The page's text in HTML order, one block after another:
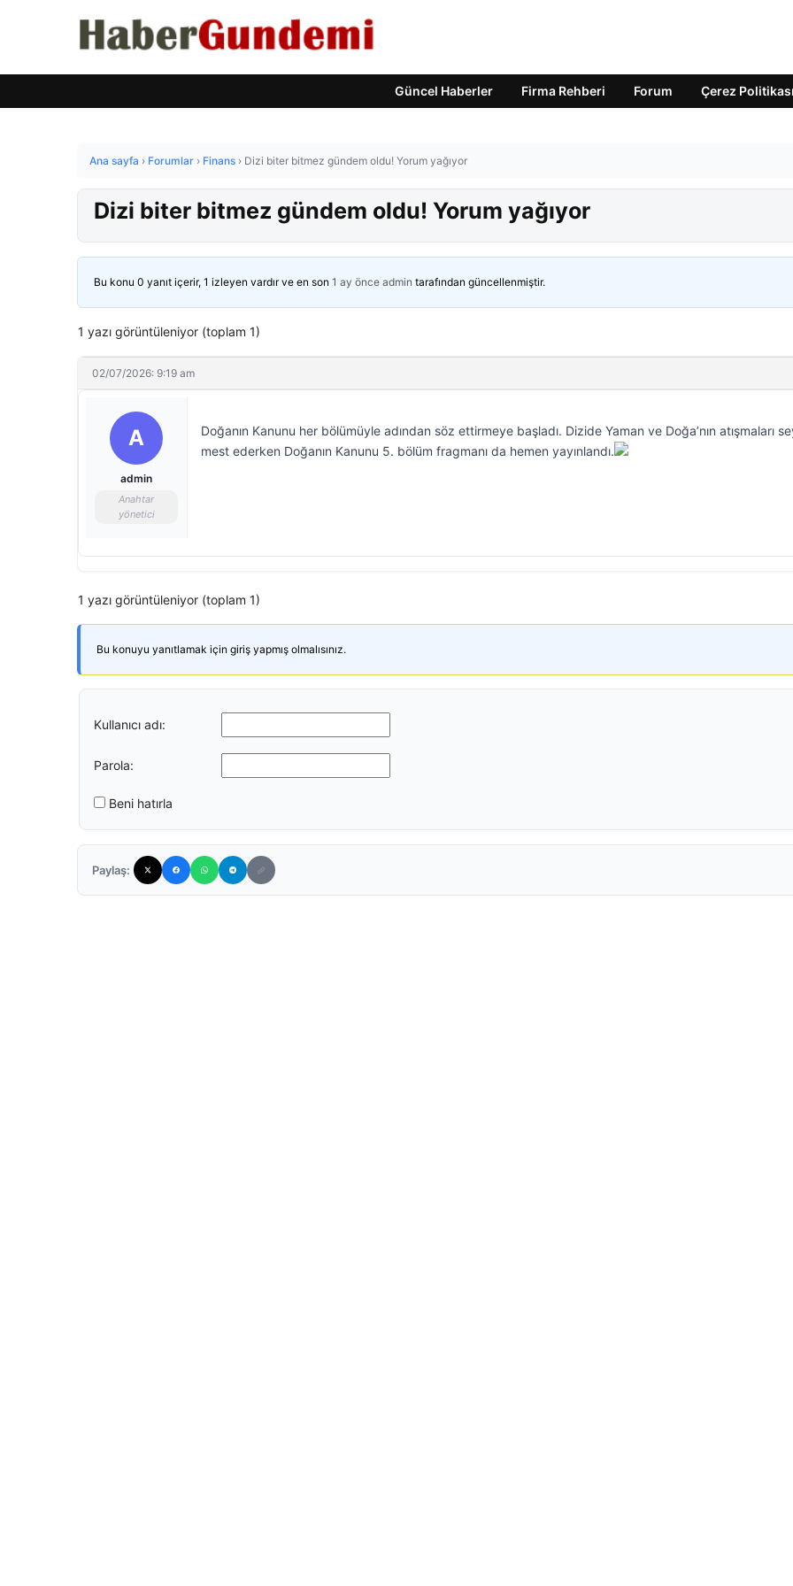
Güncel Haberler Firma Rehberi Forum Çerez Politikası
Ana sayfa › Forumlar › Finans › Dizi biter bitmez gündem oldu! Yorum yağıyor
Dizi biter bitmez gündem oldu! Yorum yağıyor
Bu konu 0 yanıt içerir, 1 izleyen vardır ve en son 1 ay önce admin tarafından güncellenmiştir.
1 yazı görüntüleniyor (toplam 1)
02/07/2026: 9:19 am
A
admin
Anahtar
yönetici
Doğanın Kanunu her bölümüyle adından söz ettirmeye başladı. Dizide Yaman ve Doğa’nın atışmaları
mest ederken Doğanın Kanunu 5. bölüm fragmanı da hemen yayınlandı.
1 yazı görüntüleniyor (toplam 1)
Bu konuyu yanıtlamak için giriş yapmış olmalısınız.
Kullanıcı adı:
Parola:
Beni hatırla
Paylaş: